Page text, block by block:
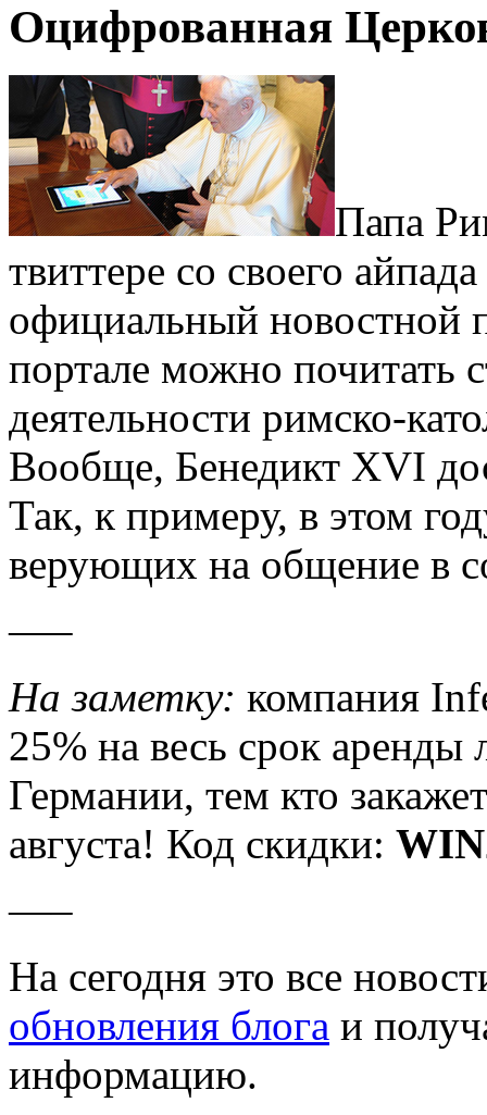
Оцифрованная
Папа
твиттере со своего
официальный новостной
портале можно почитать
деятельности римско-
Вообще, Бенедикт XVI
Так, к примеру, в этом
верующих на общение в
—–
На заметку: компания
25% на весь срок
Германии, тем кто
августа! Код скидки:
—–
На сегодня это все
обновления блога и
информацию.